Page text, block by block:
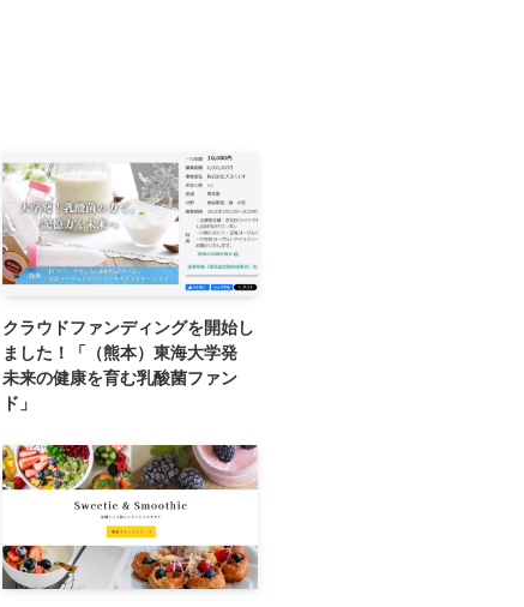
クラウドファンディングを開始し
ました！「（熊本）東海大学発
未来の健康を育む乳酸菌ファン
ド」